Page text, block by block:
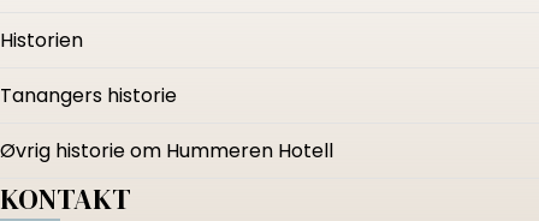
Historien
Tanangers historie
Øvrig historie om Hummeren Hotell
KONTAKT